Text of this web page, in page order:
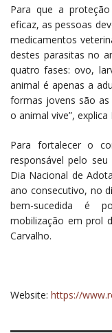
Para que a
eficaz, as pessoas
medicamentos
destes parasitas no
quatro fases: ovo,
animal é apenas a
formas jovens são
o animal vive”, explica
Para fortalecer o
responsável pelo
Dia Nacional de
ano consecutivo, no
bem-sucedida é
mobilização em prol
Carvalho.
Website: https://